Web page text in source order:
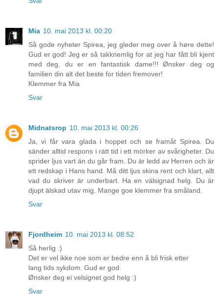
Mia 10. mai 2013 kl. 00:20
Så gode nyheter Spirea, jeg gleder meg over å høre dette!
Gud er god! Jeg er så takknemlig for at jeg har fått bli kjent
med deg, du er en fantastisk dame!!! Ønsker deg og
familien din alt det beste for tiden fremover!
Klemmer fra Mia
Svar
Midnatsrop 10. mai 2013 kl. 00:26
Ja, vi får vara glada i hoppet och se framåt Spirea. Du
sänder alltid respons i rätt tid i ett mörker av svårigheter. Du
sprider ljus vart än du går fram. Du är ledd av Herren och är
ett redskap i Hans hand. Må ditt ljus skina rent och klart, allt
vad du skriver är underbart. Ha en välsignad helg. Du är
djupt älskad utav mig. Mange goe klemmer fra småland.
Svar
Fjordheim 10. mai 2013 kl. 08:52
Så herlig :)
Det er vel ikke noe som er bedre enn å bli frisk etter
lang tids sykdom. Gud er god.
Ønsker deg ei velsignet god helg :)
Svar